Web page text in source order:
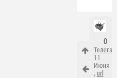
0
11
Июня
, url